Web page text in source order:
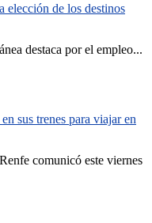
elección de los destinos
destaca por el empleo...
sus trenes para viajar en
comunicó este viernes